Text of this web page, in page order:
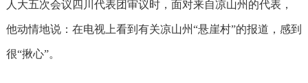
人大五次会议四川代表团审议时，面对来自凉山州的代表，
他动情地说：在电视上看到有关凉山州“悬崖村”的报道，感到
很“揪心”。